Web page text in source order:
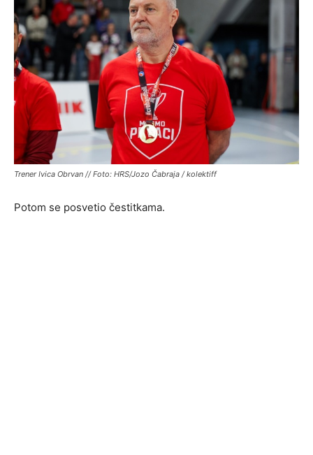
Trener Ivica Obrvan // Foto: HRS/Jozo Čabraja / kolektiff
Potom se posvetio čestitkama.